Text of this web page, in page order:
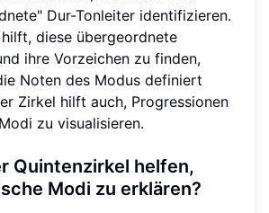
Dur-Tonleiter identifizieren.
diese übergeordnete
ihre Vorzeichen zu finden,
Noten des Modus definiert
Zirkel hilft auch, Progressionen
zu visualisieren.
Quintenzirkel helfen,
Modi zu erklären?